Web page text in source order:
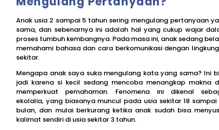
Anak usia 2 sampai 5 tahun sering mengulang pertanyaan
sama, dan sebenarnya ini adalah hal yang cukup wajar
proses tumbuh kembangnya. Pada masa ini, anak sedang
memahami bahasa dan cara berkomunikasi dengan
sekitar.
Mengapa anak saya suka mengulang kata yang sama? Ini
jadi karena si kecil sedang mencoba menangkap makna
memperkuat pemahaman. Fenomena ini dikenal
ekolalia, yang biasanya muncul pada usia sekitar 18 sampai
bulan, dan mulai berkurang ketika anak sudah bisa
kalimat sendiri di usia sekitar 3 tahun.